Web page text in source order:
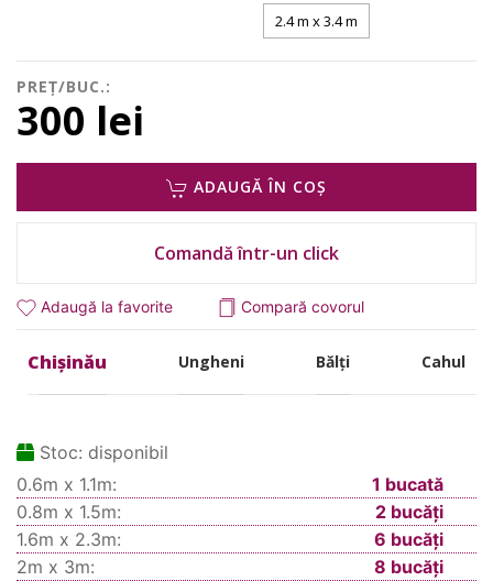
2.4 m x 3.4 m
PREȚ/BUC.:
300 lei
ADAUGĂ ÎN COȘ
Comandă într-un click
Adaugă la favorite Compară covorul
Chișinău Ungheni Bălți Cahul
Stoc: disponibil
0.6m x 1.1m:
1 bucată
0.8m x 1.5m:
2 bucăți
1.6m x 2.3m:
6 bucăți
2m x 3m:
8 bucăți